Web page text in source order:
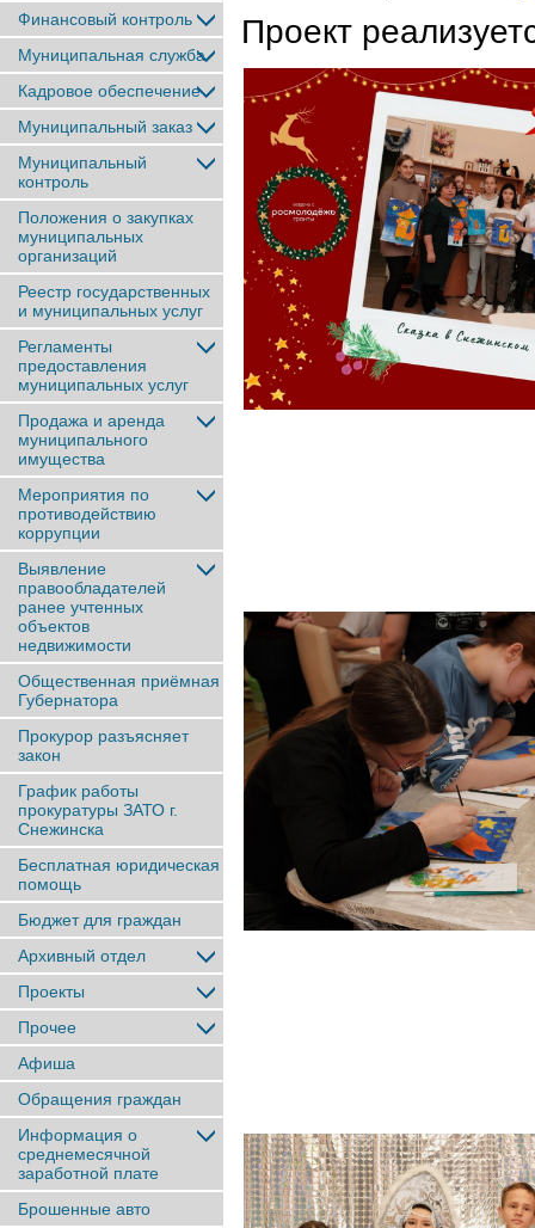
Финансовый контроль
Муниципальная служба
Кадровое обеспечение
Муниципальный заказ
Муниципальный
контроль
Положения о закупках
муниципальных
организаций
Реестр государственных
и муниципальных услуг
Регламенты
предоставления
муниципальных услуг
Продажа и аренда
муниципального
имущества
Мероприятия по
противодействию
коррупции
Выявление
правообладателей
ранее учтенныx
объектов
недвижимости
Общественная приёмная
Губернатора
Прокурор разъясняет
закон
График работы
прокуратуры ЗАТО г.
Снежинска
Бесплатная юридическая
помощь
Бюджет для граждан
Архивный отдел
Проекты
Прочее
Афиша
Обращения граждан
Информация о
среднемесячной
заработной плате
Брошенные авто
Проект